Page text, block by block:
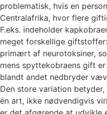
problematisk, hvis en
Centralafrika, hvor flere
F.eks. indeholder
meget forskellige
primært af neurotoksiner,
mens spyttekobraens gift
blandt andet nedbryder
Den store variation
én art, ikke nødvendigvis